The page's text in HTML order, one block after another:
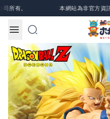
Skip to content
有。 本網站為非官方資訊